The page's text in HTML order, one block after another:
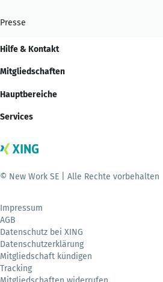
Presse
Hilfe & Kontakt
Mitgliedschaften
Hauptbereiche
Services
© New Work SE | Alle Rechte vorbehalten
Impressum
AGB
Datenschutz bei XING
Datenschutzerklärung
Mitgliedschaft kündigen
Tracking